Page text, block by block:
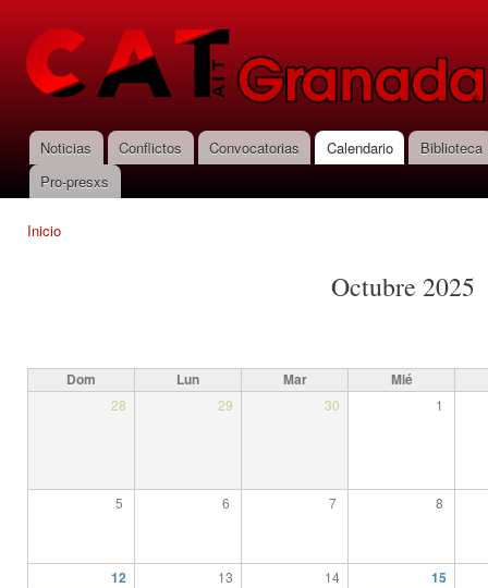
CNT-AIT
Granada
Menú principal
Noticias Conflictos Convocatorias Calendario
Biblioteca
Pro-presxs
Inicio
Octubre 2025
Dom Lun Mar
Mié
28
29 30 1
5 6 7 8
12 13 14 15